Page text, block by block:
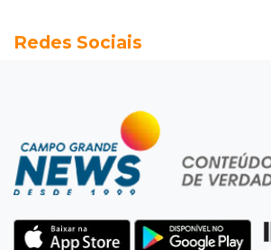
tiro na cabeça em loja do pai
Governo libera R$ 433 mil a
temporal de granizo causar
17:17 Em investigação
ser membro de facção
Redes Sociais